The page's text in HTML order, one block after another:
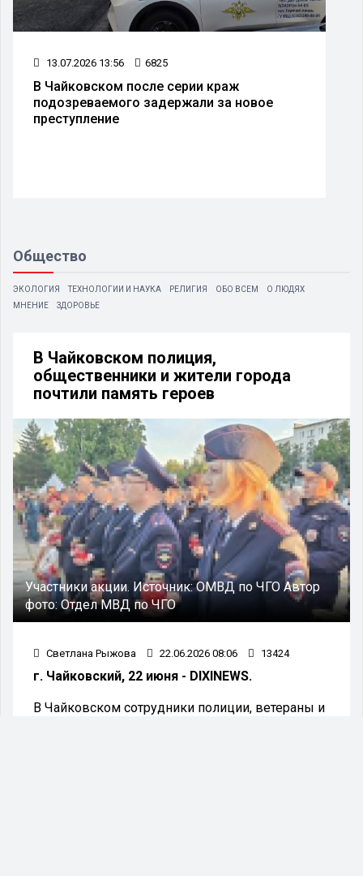
13.07.2026 13:56 6825
В Чайковском после серии краж
подозреваемого задержали за новое
преступление
Общество
ЭКОЛОГИЯ ТЕХНОЛОГИИ И НАУКА РЕЛИГИЯ ОБО ВСЕМ
О ЛЮДЯХ
МНЕНИЕ
ЗДОРОВЬЕ
В Чайковском полиция,
общественники и жители города
почтили память героев
Участники акции. Источник:ОМВД по ЧГО Автор
фото:Отдел МВД по ЧГО
Светлана Рыжова 22.06.2026 08:06 13424
г. Чайковский, 22 июня - DIXINEWS.
В Чайковском сотрудники полиции, ветераны и